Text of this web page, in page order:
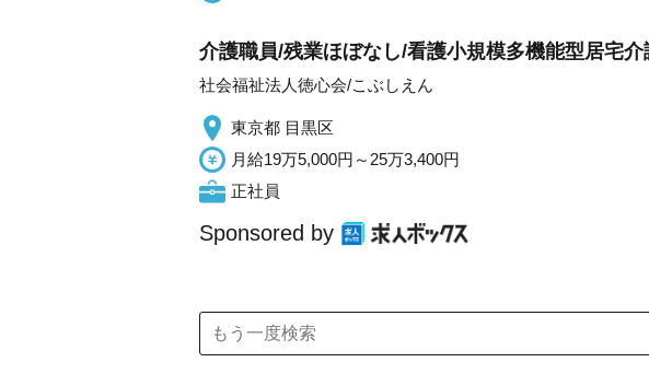
介護職員/残業ほぼなし/看護小規模多機能型居宅
社会福祉法人徳心会/こぶしえん
東京都 目黒区
月給19万5,000円～25万3,400円
正社員
Sponsored by